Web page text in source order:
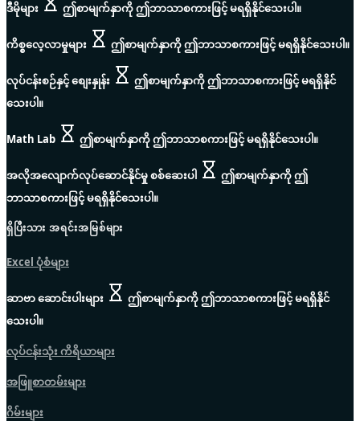
ဒီမိုများ ဤစာမျက်နှာကို ဤဘာသာစကားဖြင့် မရရှိနိုင်သေးပါ။
ကိစ္စလေ့လာမှုများ ဤစာမျက်နှာကို ဤဘာသာစကားဖြင့် မရရှိနိုင်သေးပါ။
လုပ်ငန်းစဉ်နှင့် စျေးနှုန်း
ဤစာမျက်နှာကို ဤဘာသာစကားဖြင့် မရရှိနိုင်
သေးပါ။
Math Lab ဤစာမျက်နှာကို ဤဘာသာစကားဖြင့် မရရှိနိုင်သေးပါ။
အလိုအလျောက်လုပ်ဆောင်နိုင်မှု စစ်ဆေးပါ
ဤစာမျက်နှာကို ဤ
ဘာသာစကားဖြင့် မရရှိနိုင်သေးပါ။
ရှိပြီးသား အရင်းအမြစ်များ
Excel ပုံစံများ
ဆာဗာ ဆောင်းပါးများ
ဤစာမျက်နှာကို ဤဘာသာစကားဖြင့် မရရှိနိုင်
သေးပါ။
လုပ်ငန်းသုံး ကိရိယာများ
အဖြူစာတမ်းများ
ဂိမ်းများ